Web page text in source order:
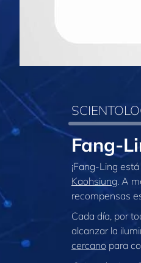
¡Fang‑Ling
Kaohsiung. A
recompensas
Cada día, por
alcanzar la
cercano para